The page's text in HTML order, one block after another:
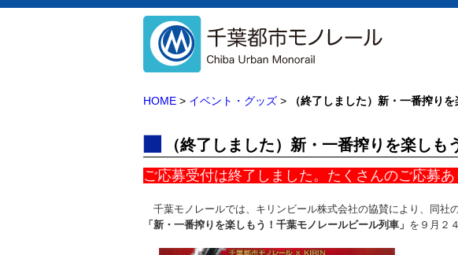
HOME > イベント・グッズ > （終了しました）新・一番搾り
（終了しました）新・一番搾りを楽し
ご応募受付は終了しました。たくさんのご応募あ
千葉モノレールでは、キリンビール株式会社の協賛により、同社
「新・一番搾りを楽しもう！千葉モノレールビール列車」 を９月２